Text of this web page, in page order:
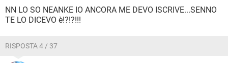
NN LO SO NEANKE IO ANCORA ME DEVO ISCRIVE...SENNO
TE LO DICEVO è!?!?!!!
RISPOSTA 4 / 37